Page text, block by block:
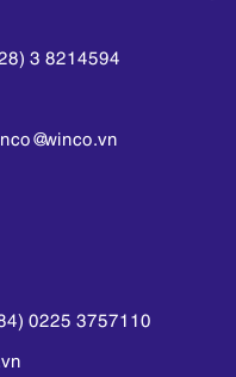
3 8214594
0225 3757110